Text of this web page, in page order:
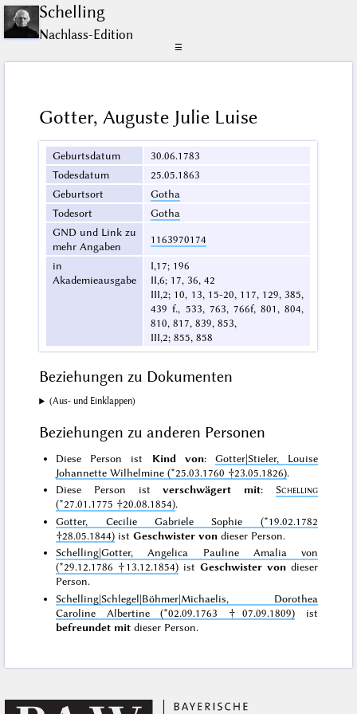
Schelling
Nachlass-Edition
☰
Gotter, Auguste Julie Luise
Geburtsdatum
30.06.1783
Todesdatum
25.05.1863
Geburtsort
Gotha
Todesort
Gotha
GND und Link zu
mehr Angaben
1163970174
in
Akademieausgabe
I,17; 196
II,6; 17, 36, 42
III,2; 10, 13, 15-20, 117, 129, 385,
439 f., 533, 763, 766f, 801, 804,
810, 817, 839, 853,
III,2; 855, 858
Beziehungen zu Dokumenten
(Aus- und Einklappen)
Beziehungen zu anderen Personen
Diese Person ist Kind von: Gotter|Stieler, Louise
Johannette Wilhelmine (*25.03.1760 †23.05.1826).
Diese Person istverschwägert mit: Schelling
(*27.01.1775 †20.08.1854).
Gotter, Cecilie Gabriele Sophie (*19.02.1782
†28.05.1844) istGeschwister von dieser Person.
Schelling|Gotter, Angelica Pauline Amalia von
(*29.12.1786 †13.12.1854) ist Geschwister vondieser
Person.
Schelling|Schlegel|Böhmer|Michaelis, Dorothea
Caroline Albertine (*02.09.1763 †07.09.1809) ist
befreundet mit dieser Person.